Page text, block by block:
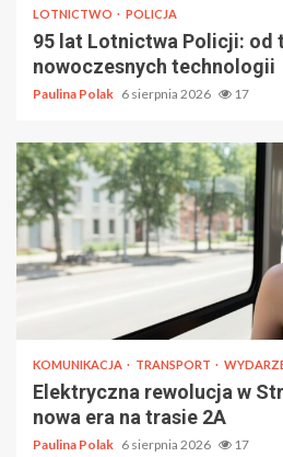
LOTNICTWO POLICJA
95 lat Lotnictwa Policji: od
nowoczesnych technologii
Paulina Polak 6 sierpnia 2026 17
KOMUNIKACJA TRANSPORT
Elektryczna rewolucja w
nowa era na trasie 2A
Paulina Polak 6 sierpnia 2026 17